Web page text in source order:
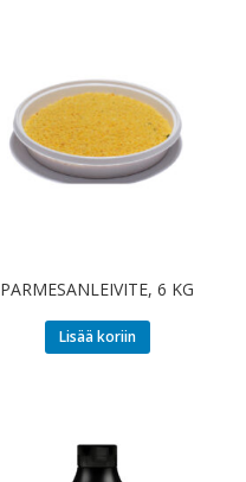
PARMESANLEIVITE, 6 KG
Lisää koriin